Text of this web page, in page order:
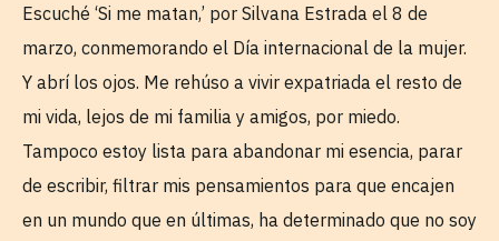
Escuché ‘Si me matan,’ por Silvana Estrada el 8 de
marzo, conmemorando el Día internacional de la mujer.
Y abrí los ojos. Me rehúso a vivir expatriada el resto de
mi vida, lejos de mi familia y amigos, por miedo.
Tampoco estoy lista para abandonar mi esencia, parar
de escribir, filtrar mis pensamientos para que encajen
en un mundo que en últimas, ha determinado que no soy